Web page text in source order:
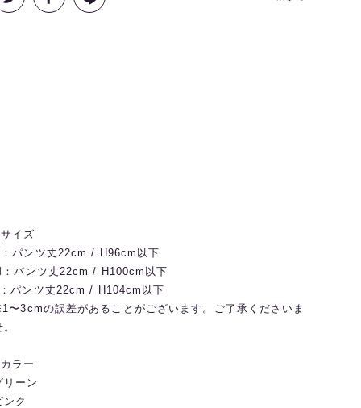
イズ
パンツ丈22cm / H96cm以下
：パンツ丈22cm / H100cm以下
パンツ丈22cm / H104cm以下
〜3cmの誤差があることがございます。ご了承くださいま
ラー
リーン
ンク